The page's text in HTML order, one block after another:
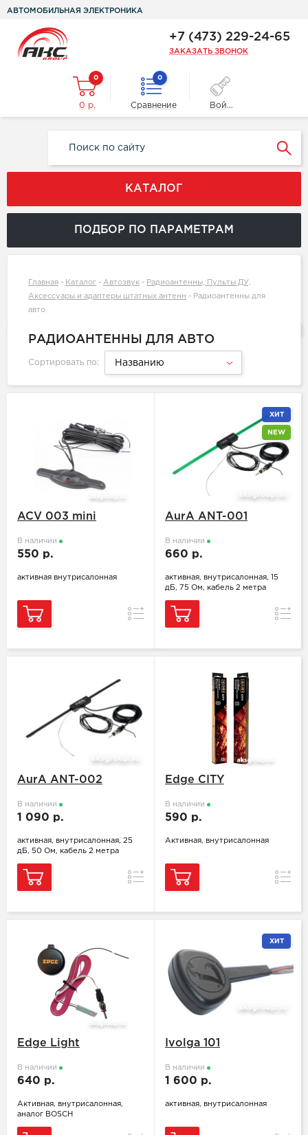
АВТОМОБИЛЬНАЯ ЭЛЕКТРОНИКА
+7 (473) 229-24-65
ЗАКАЗАТЬ ЗВОНОК
0
0 р.
0
Сравнение Войти
КАТАЛОГ
ПОДБОР ПО ПАРАМЕТРАМ
Главная - Каталог - Автозвук - Радиоантенны, Пульты ДУ,
Аксессуары и адаптеры штатных антенн - Радиоантенны для
авто
РАДИОАНТЕННЫ ДЛЯ АВТО
Сортировать по: Названию
ACV 003 mini
В наличии
550 р.
активная внутрисалонная
Сравнение
ХИТ
NEW
AurA ANT-001
В наличии
660 р.
активная, внутрисалонная, 15
дБ, 75 Ом, кабель 2 метра
AurA ANT-002
В наличии
1 090 р.
активная, внутрисалонная, 25
дБ, 50 Ом, кабель 2 метра
Сравнение
Edge CITY
В наличии
590 р.
Активная, внутрисалонная
Edge Light
В наличии
640 р.
Активная, внутрисалонная,
аналог BOSCH
ХИТ
Ivolga 101
В наличии
1 600 р.
активная, внутрисалонная